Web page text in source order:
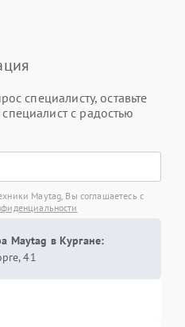
специалисту, оставьте
с радостью
Maytag, Вы соглашаетесь с
Maytag в Кургане:
41